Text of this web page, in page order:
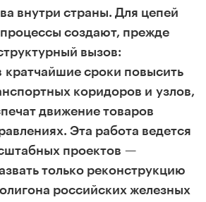
внутри страны. Для цепей
процессы создают, прежде
вызов:
кратчайшие сроки повысить
коридоров и узлов,
движение товаров
Эта работа ведется
проектов —
только реконструкцию
российских железных